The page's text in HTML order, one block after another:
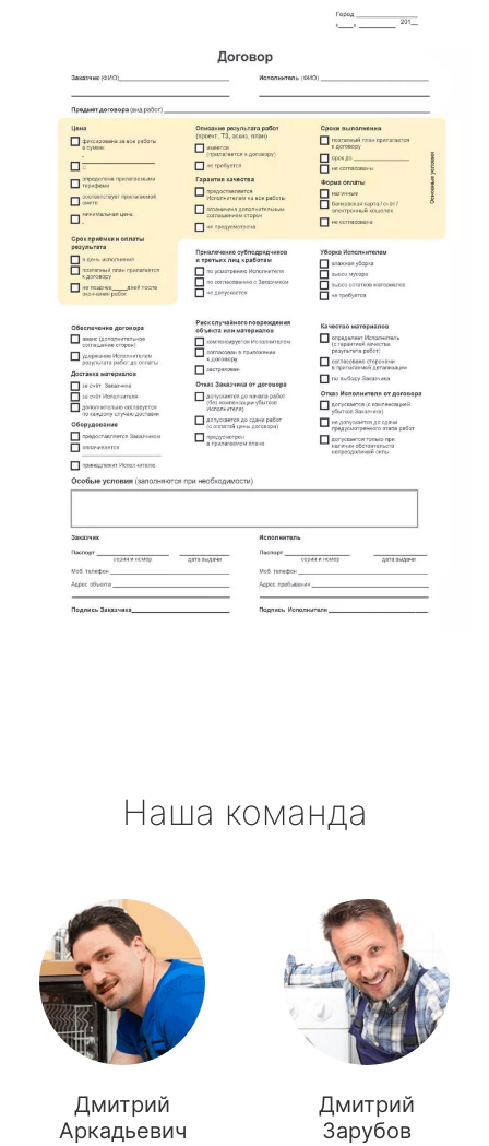
Наша команда
Дмитрий
Аркадьевич
Дмитрий
Зарубов